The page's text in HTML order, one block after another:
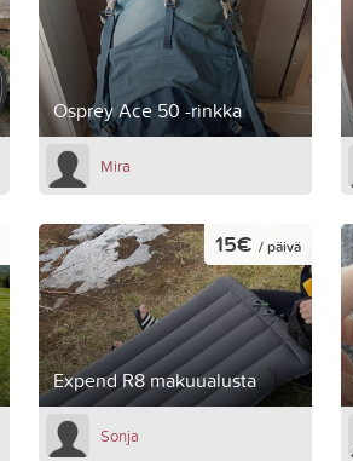
Osprey Ace 50 -rinkka
Mira
Expend R8 makuualusta
15€ / päivä
Sonja